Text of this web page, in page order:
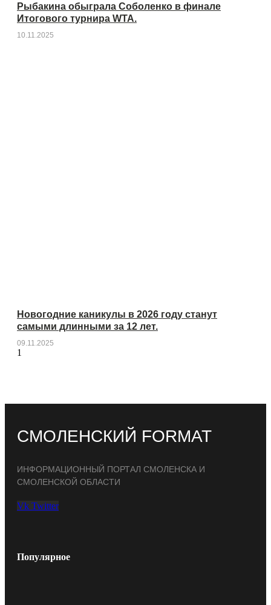
Рыбакина обыграла Соболенко в финале
Итогового турнира WTA.
10.11.2025
Новогодние каникулы в 2026 году станут
самыми длинными за 12 лет.
09.11.2025
СМОЛЕНСКИЙ FORMAT
ИНФОРМАЦИОННЫЙ ПОРТАЛ СМОЛЕНСКА И
СМОЛЕНСКОЙ ОБЛАСТИ
Vk Twitter
Популярное